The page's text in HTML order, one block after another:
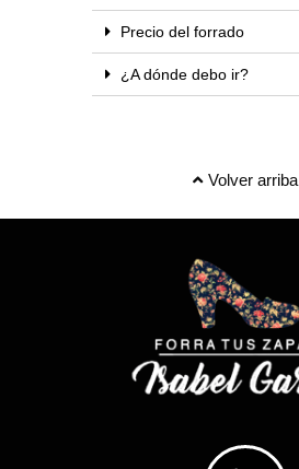
Precio del forrado
¿A dónde debo ir?
Volver arriba